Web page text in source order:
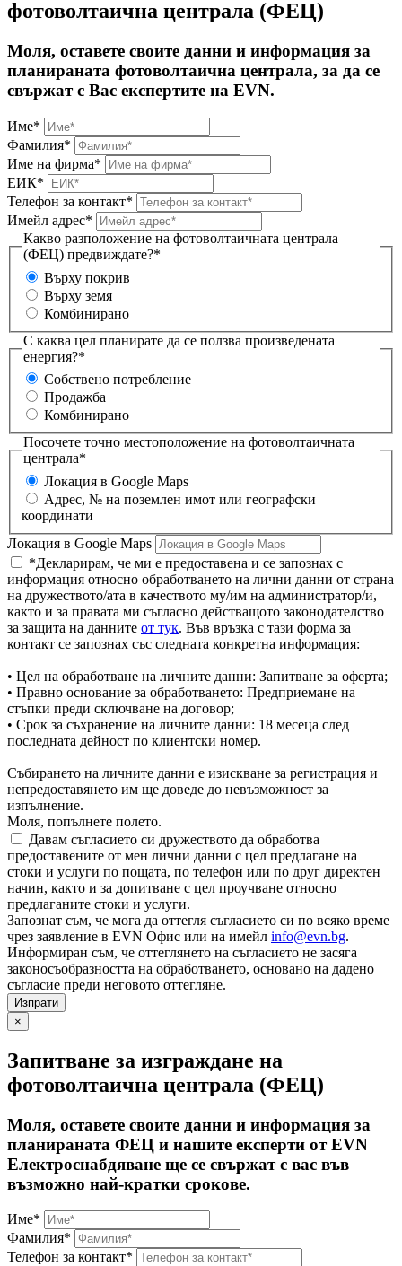
фотоволтаична централа (ФЕЦ)
Моля, оставете своите данни и информация за
планираната фотоволтаична централа, за да се
свържат с Вас експертите на EVN.
Име*
Фамилия*
Име на фирма*
ЕИК*
Телефон за контакт*
Имейл адрес*
Какво разположение на фотоволтаичната централа
(ФЕЦ) предвиждате?*
Върху покрив
Върху земя
Комбинирано
С каква цел планирате да се ползва произведената
енергия?*
Собствено потребление
Продажба
Комбинирано
Посочете точно местоположение на фотоволтаичната
централа*
Локация в Google Maps
Aдрес, № на поземлен имот или географски
координати
Локация в Google Maps
*Декларирам, че ми е предоставена и се запознах с
информация относно обработването на лични данни от страна
на дружеството/ата в качеството му/им на администратор/и,
както и за правата ми съгласно действащото законодателство
за защита на данните от тук. Във връзка с тази форма за
контакт се запознах със следната конкретна информация:
• Цел на обработване на личните данни: Запитване за оферта;
• Правно основание за обработването: Предприемане на
стъпки преди сключване на договор;
• Срок за съхранение на личните данни: 18 месеца след
последната дейност по клиентски номер.
Събирането на личните данни е изискване за регистрация и
непредоставянето им ще доведе до невъзможност за
изпълнение.
Моля, попълнете полето.
Давам съгласието си дружеството да обработва
предоставените от мен лични данни с цел предлагане на
стоки и услуги по пощата, по телефон или по друг директен
начин, както и за допитване с цел проучване относно
предлаганите стоки и услуги.
Запознат съм, че мога да оттегля съгласието си по всяко време
чрез заявление в EVN Офис или на имейл info@evn.bg.
Информиран съм, че оттеглянето на съгласието не засяга
законосъобразността на обработването, основано на дадено
съгласие преди неговото оттегляне.
×
Запитване за изграждане на
фотоволтаична централа (ФЕЦ)
Моля, оставете своите данни и информация за
планираната ФЕЦ и нашите експерти от EVN
Електроснабдяване ще се свържат с вас във
възможно най-кратки срокове.
Име*
Фамилия*
Телефон за контакт*